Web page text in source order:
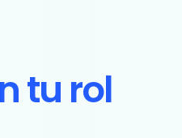
tu rol